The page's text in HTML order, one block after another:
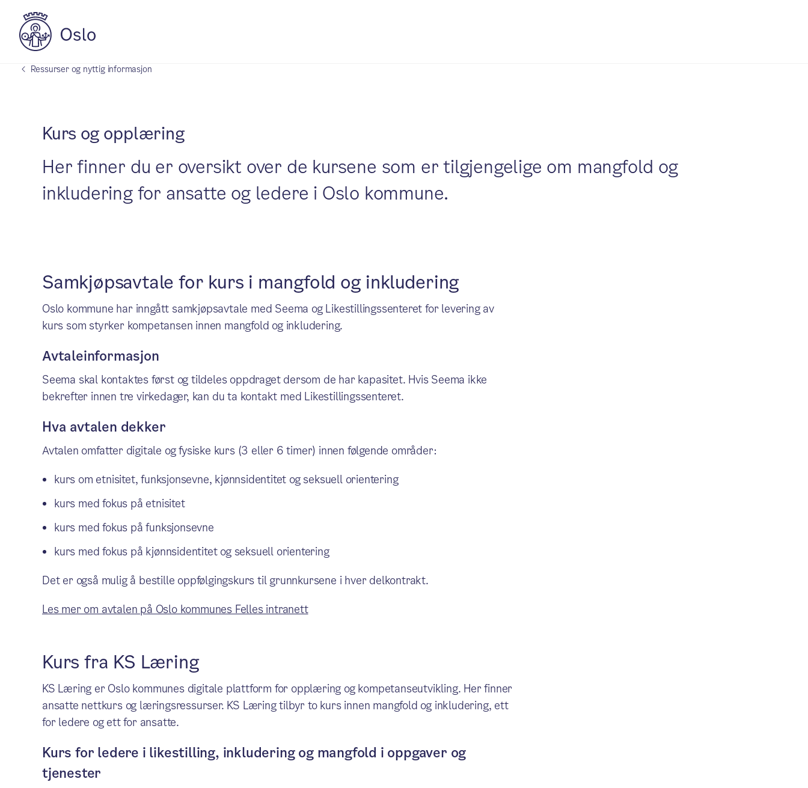
Ressurser og nyttig informasjon
Kurs og opplæring
Her finner du er oversikt over de kursene som er tilgjengelige om mangfold og
inkludering for ansatte og ledere i Oslo kommune.
Samkjøpsavtale for kurs i mangfold og inkludering
Oslo kommune har inngått samkjøpsavtale med Seema og Likestillingssenteret for levering av
kurs som styrker kompetansen innen mangfold og inkludering.
Avtaleinformasjon
Seema skal kontaktes først og tildeles oppdraget dersom de har kapasitet. Hvis Seema ikke
bekrefter innen tre virkedager, kan du ta kontakt med Likestillingssenteret.
Hva avtalen dekker
Avtalen omfatter digitale og fysiske kurs (3 eller 6 timer) innen følgende områder:
kurs om etnisitet, funksjonsevne, kjønnsidentitet og seksuell orientering
kurs med fokus på etnisitet
kurs med fokus på funksjonsevne
kurs med fokus på kjønnsidentitet og seksuell orientering
Det er også mulig å bestille oppfølgingskurs til grunnkursene i hver delkontrakt.
Les mer om avtalen på Oslo kommunes Felles intranett
Kurs fra KS Læring
KS Læring er Oslo kommunes digitale plattform for opplæring og kompetanseutvikling. Her finner
ansatte nettkurs og læringsressurser. KS Læring tilbyr to kurs innen mangfold og inkludering, ett
for ledere og ett for ansatte.
Kurs for ledere i likestilling, inkludering og mangfold i oppgaver og
tjenester